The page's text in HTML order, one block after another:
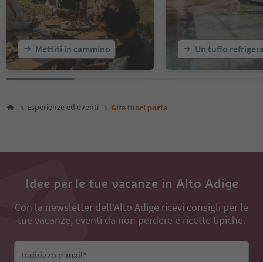
21
22
23
24
25
26
Mettiti in cammino Un tuffo
Esperienze ed eventi Gite fuori porta
Idee per le tue vacanze in Alto Adige
Con la newsletter dell’Alto Adige ricevi consigli per le
tue vacanze, eventi da non perdere e ricette tipiche.
Indirizzo e-mail*